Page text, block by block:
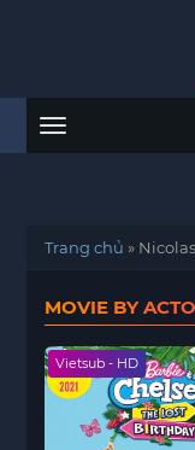
Menu
Trang chủ »
MOVIE BY
Vietsub - HD